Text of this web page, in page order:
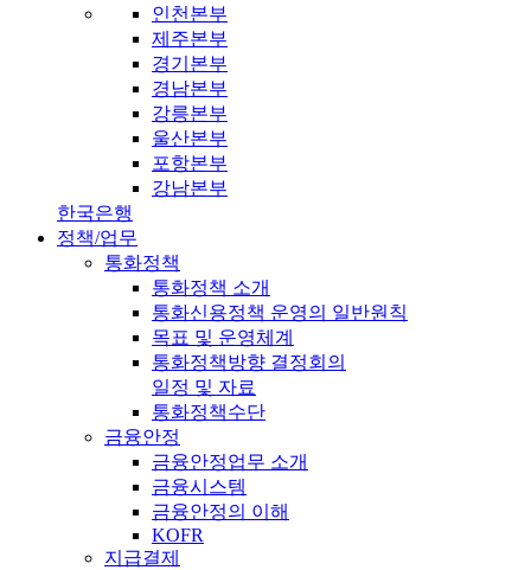
인천본부
제주본부
경기본부
경남본부
강릉본부
울산본부
포항본부
강남본부
한국은행
정책/업무
통화정책
통화정책 소개
통화신용정책 운영의 일반원칙
목표 및 운영체계
통화정책방향 결정회의
일정 및 자료
통화정책수단
금융안정
금융안정업무 소개
금융시스템
금융안정의 이해
KOFR
지급결제